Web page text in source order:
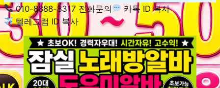
010-8888-8317 전화문의
카톡 ID 복사
텔레그램 ID 복사